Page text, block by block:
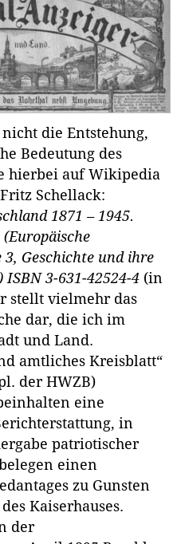
die Entstehung,
Bedeutung des
hierbei auf Wikipedia
Schellack:
1871 – 1945.
Geschichte und ihre
ISBN 3-631-42524-4 (in
stellt vielmehr das
dar, die ich im
und Land.
amtliches Kreisblatt“
der HWZB)
eine
in
patriotischer
einen
zu Gunsten
Kaiserhauses.
der